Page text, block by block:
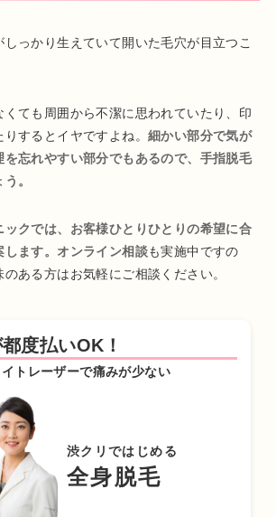
っかり生えていて開いた毛穴が目立つこ
くても周囲から不潔に思われていたり、印
するとイヤですよね。 細かい部分で気が
を忘れやすい部分でもあるので、手指脱毛
。
ックでは、お客様ひとりひとりの希望に合
します。オンライン相談も実施中ですの
ある方はお気軽にご相談ください。
度払いOK！
トレーザーで痛みが少ない
渋クリではじめる
全身脱毛